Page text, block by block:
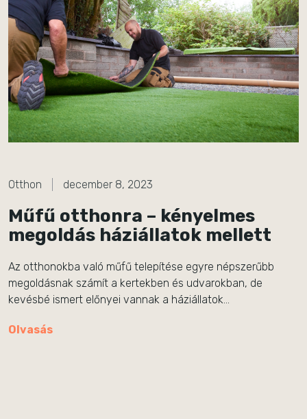
Otthon december 8, 2023
Műfű otthonra – kényelmes
megoldás háziállatok mellett
Az otthonokba való műfű telepítése egyre népszerűbb
megoldásnak számít a kertekben és udvarokban, de
kevésbé ismert előnyei vannak a háziállatok…
Olvasás